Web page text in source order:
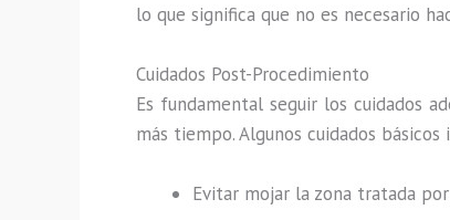
lo que significa que no es necesario
Cuidados Post-Procedimiento
Es fundamental seguir los cuidados
más tiempo. Algunos cuidados básicos
Evitar mojar la zona tratada